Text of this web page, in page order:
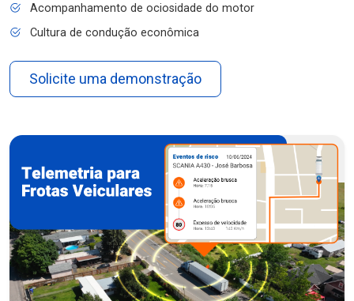
Acompanhamento de ociosidade do motor
Cultura de condução econômica
Solicite uma demonstração